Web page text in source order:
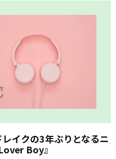
イクの3年ぶりとなるニ
Boy』